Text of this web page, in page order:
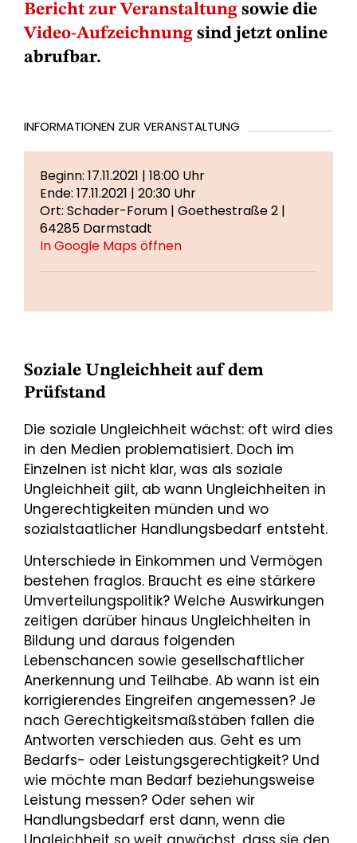
Bericht zur Veranstaltung sowie die
Video-Aufzeichnung sind jetzt online
abrufbar.
INFORMATIONEN ZUR VERANSTALTUNG
Beginn: 17.11.2021 | 18:00 Uhr
Ende: 17.11.2021 | 20:30 Uhr
Ort: Schader-Forum | Goethestraße 2 |
64285 Darmstadt
In Google Maps öffnen
Soziale Ungleichheit auf dem
Prüfstand
Die soziale Ungleichheit wächst: oft wird dies
in den Medien problematisiert. Doch im
Einzelnen ist nicht klar, was als soziale
Ungleichheit gilt, ab wann Ungleichheiten in
Ungerechtigkeiten münden und wo
sozialstaatlicher Handlungsbedarf entsteht.
Unterschiede in Einkommen und Vermögen
bestehen fraglos. Braucht es eine stärkere
Umverteilungspolitik? Welche Auswirkungen
zeitigen darüber hinaus Ungleichheiten in
Bildung und daraus folgenden
Lebenschancen sowie gesellschaftlicher
Anerkennung und Teilhabe. Ab wann ist ein
korrigierendes Eingreifen angemessen? Je
nach Gerechtigkeitsmaßstäben fallen die
Antworten verschieden aus. Geht es um
Bedarfs- oder Leistungsgerechtigkeit? Und
wie möchte man Bedarf beziehungsweise
Leistung messen? Oder sehen wir
Handlungsbedarf erst dann, wenn die